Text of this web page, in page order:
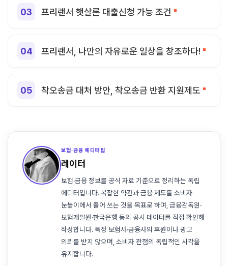
프리랜서 햇살론 대출신청 가능 조건
프리랜서, 나만의 자유로운 일상을 창조하다!
착오송금 대처 방안, 착오송금 반환 지원제도
보험·금융 에디터팀
레이터
보험·금융 정보를 공식 자료 기준으로 정리하는 독립
에디터입니다. 복잡한 약관과 금융 제도를 소비자
눈높이에서 풀어 쓰는 것을 목표로 하며, 금융감독원·
보험개발원·한국은행 등의 공시 데이터를 직접 확인해
작성합니다. 특정 보험사·금융사의 후원이나 광고
의뢰를 받지 않으며, 소비자 관점의 독립적인 시각을
유지합니다.